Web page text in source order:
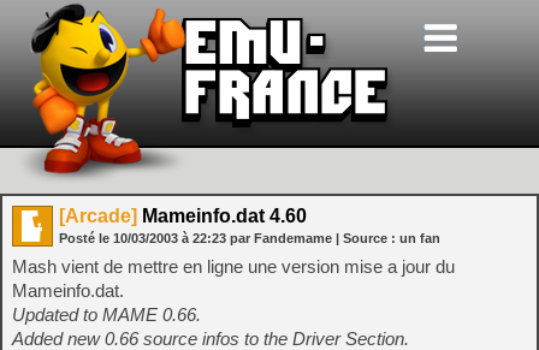
[Arcade] Mameinfo.dat 4.60
Posté le 10/03/2003 à 22:23 par Fandemame | Source : un fan
Mash vient de mettre en ligne une version mise a jour du
Mameinfo.dat.
Updated to MAME 0.66.
Added new 0.66 source infos to the Driver Section.